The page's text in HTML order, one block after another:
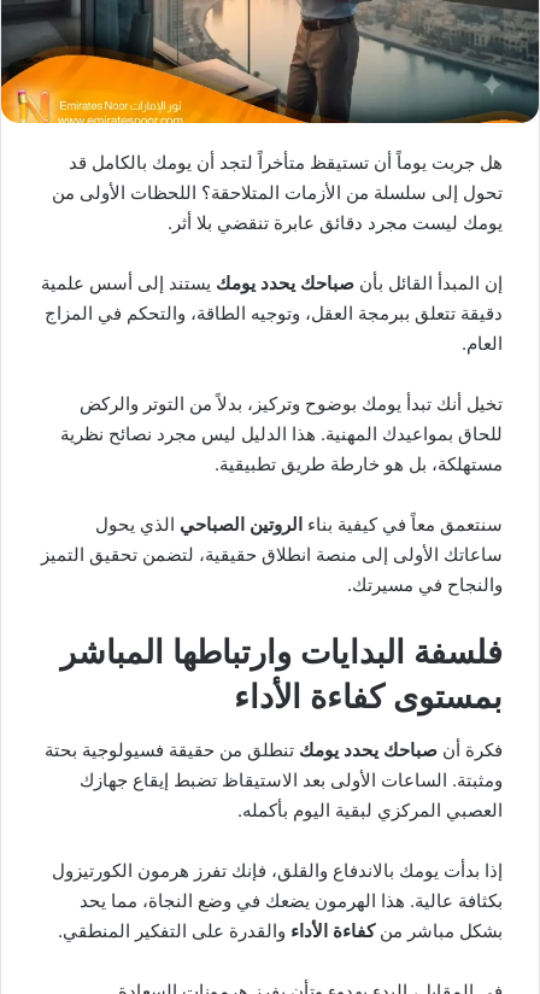
ل
ك
و
هل جربت يوماً أن تستيقظ متأخراً لتجد أن يومك بالكامل قد
تحول إلى سلسلة من الأزمات المتلاحقة؟ اللحظات الأولى من
يومك ليست مجرد دقائق عابرة تنقضي بلا أثر.
إن المبدأ القائل بأن صباحك يحدد يومك يستند إلى أسس علمية
دقيقة تتعلق ببرمجة العقل، وتوجيه الطاقة، والتحكم في المزاج
العام.
تخيل أنك تبدأ يومك بوضوح وتركيز، بدلاً من التوتر والركض
للحاق بمواعيدك المهنية. هذا الدليل ليس مجرد نصائح نظرية
مستهلكة، بل هو خارطة طريق تطبيقية.
سنتعمق معاً في كيفية بناء الروتين الصباحي الذي يحول
ساعاتك الأولى إلى منصة انطلاق حقيقية، لتضمن تحقيق التميز
والنجاح في مسيرتك.
فلسفة البدايات وارتباطها المباشر
بمستوى كفاءة الأداء
فكرة أن صباحك يحدد يومك تنطلق من حقيقة فسيولوجية بحتة
ومثبتة. الساعات الأولى بعد الاستيقاظ تضبط إيقاع جهازك
العصبي المركزي لبقية اليوم بأكمله.
إذا بدأت يومك بالاندفاع والقلق، فإنك تفرز هرمون الكورتيزول
بكثافة عالية. هذا الهرمون يضعك في وضع النجاة، مما يحد
بشكل مباشر منكفاءة الأداء والقدرة على التفكير المنطقي.